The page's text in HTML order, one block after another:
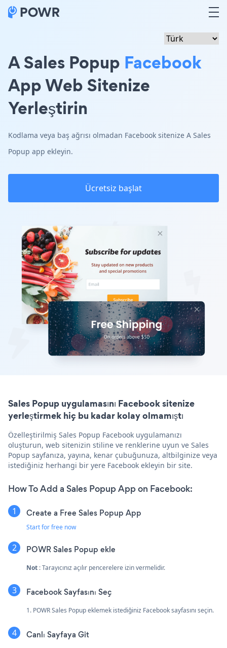
A Sales Popup Facebook
App Web Sitenize
Yerleştirin
Kodlama veya baş ağrısı olmadan Facebook sitenize A Sales
Popup app ekleyin.
Ücretsiz başlat
Sales Popup uygulamasını Facebook sitenize
yerleştirmek hiç bu kadar kolay olmamıştı
Özelleştirilmiş Sales Popup Facebook uygulamanızı
oluşturun, web sitenizin stiline ve renklerine uyun ve Sales
Popup sayfanıza, yayına, kenar çubuğunuza, altbilginize veya
istediğiniz herhangi bir yere Facebook ekleyin bir site.
How To Add a Sales Popup App on Facebook:
Create a Free Sales Popup App
Start for free now
POWR Sales Popup ekle
Not : Tarayıcınız açılır pencerelere izin vermelidir.
Facebook Sayfasını Seç
1. POWR Sales Popup eklemek istediğiniz Facebook sayfasını seçin.
Canlı Sayfaya Git